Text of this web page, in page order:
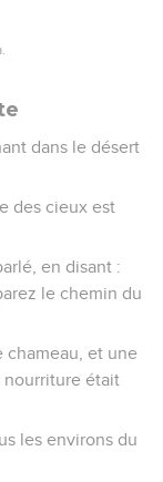
dans le désert
des cieux est
en disant :
le chemin du
chameau, et une
nourriture était
les environs du